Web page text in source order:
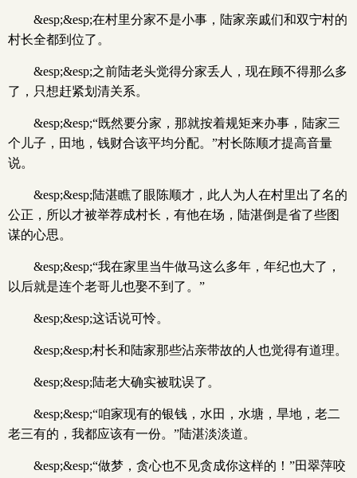
&esp;&esp;在村里分家不是小事，陆家亲戚们和双宁村的
村长全都到位了。
&esp;&esp;之前陆老头觉得分家丢人，现在顾不得那么多
了，只想赶紧划清关系。
&esp;&esp;“既然要分家，那就按着规矩来办事，陆家三
个儿子，田地，钱财合该平均分配。”村长陈顺才提高音量
说。
&esp;&esp;陆湛瞧了眼陈顺才，此人为人在村里出了名的
公正，所以才被举荐成村长，有他在场，陆湛倒是省了些图
谋的心思。
&esp;&esp;“我在家里当牛做马这么多年，年纪也大了，
以后就是连个老哥儿也娶不到了。”
&esp;&esp;这话说可怜。
&esp;&esp;村长和陆家那些沾亲带故的人也觉得有道理。
&esp;&esp;陆老大确实被耽误了。
&esp;&esp;“咱家现有的银钱，水田，水塘，旱地，老二
老三有的，我都应该有一份。”陆湛淡淡道。
&esp;&esp;“做梦，贪心也不见贪成你这样的！”田翠萍咬